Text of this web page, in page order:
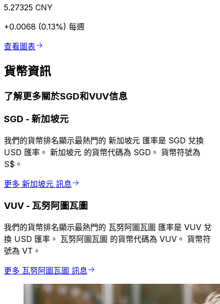
5.27325 CNY
+0.0068 (0.13%) 每週
查看圖表
貨幣資訊
了解更多關於SGD和VUV信息
SGD - 新加坡元
我們的貨幣排名顯示最熱門的 新加坡元 匯率是 SGD 兌換
USD 匯率。 新加坡元 的貨幣代碼為 SGD。 貨幣符號為
S$。
更多 新加坡元 訊息
VUV - 瓦努阿圖瓦圖
我們的貨幣排名顯示最熱門的 瓦努阿圖瓦圖 匯率是 VUV 兌
換 USD 匯率。 瓦努阿圖瓦圖 的貨幣代碼為 VUV。 貨幣符
號為 VT。
更多 瓦努阿圖瓦圖 訊息